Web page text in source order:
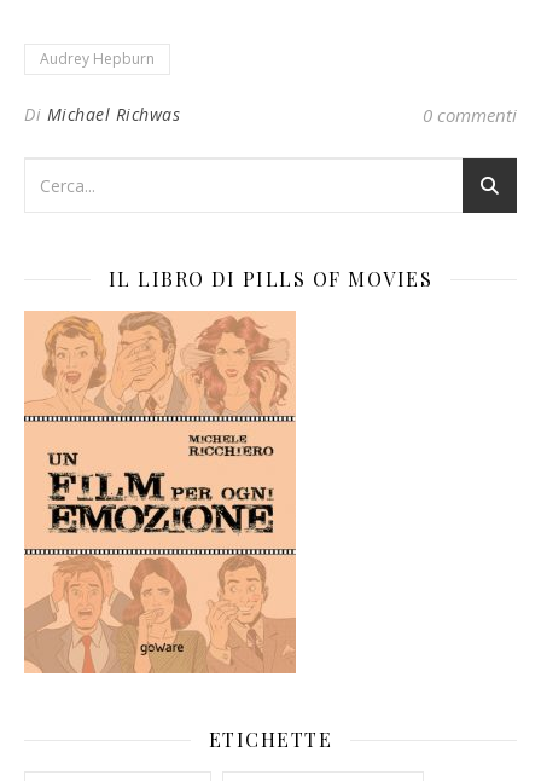
Audrey Hepburn
Di Michael Richwas 0 commenti
IL LIBRO DI PILLS OF MOVIES
ETICHETTE